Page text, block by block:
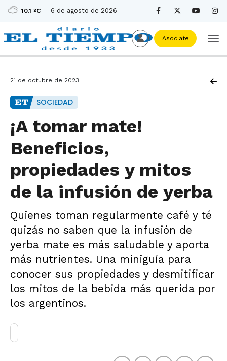
10.1 ºC 6 de agosto de 2026
Asociate
21 de octubre de 2023
SOCIEDAD
¡A tomar mate!
Beneficios,
propiedades y mitos
de la infusión de yerba
Quienes toman regularmente café y té
quizás no saben que la infusión de
yerba mate es más saludable y aporta
más nutrientes. Una miniguía para
conocer sus propiedades y desmitificar
los mitos de la bebida más querida por
los argentinos.